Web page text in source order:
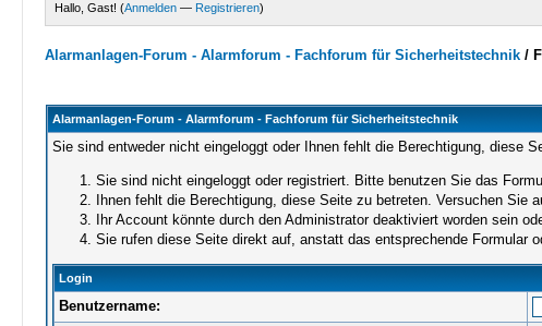
Hallo, Gast! (Anmelden — Registrieren)
Alarmanlagen-Forum - Alarmforum - Fachforum für Sicherheitstechnik /
Alarmanlagen-Forum - Alarmforum - Fachforum für Sicherheitstechnik
Sie sind entweder nicht eingeloggt oder Ihnen fehlt die Berechtigung, diese
Sie sind nicht eingeloggt oder registriert. Bitte benutzen Sie das
Ihnen fehlt die Berechtigung, diese Seite zu betreten. Versuchen
Ihr Account könnte durch den Administrator deaktiviert worden sein
Sie rufen diese Seite direkt auf, anstatt das entsprechende Formular
Login
Benutzername: